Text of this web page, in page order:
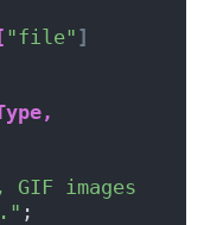
"file" ]
GIF images
;